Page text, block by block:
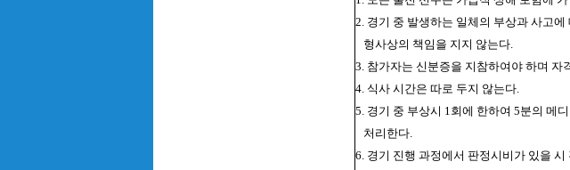
2. 경기 중 발생하는 일체의 부상과 사고
형사상의 책임을 지지 않는다.
3. 참가자는 신분증을 지참하여야 하며 자
4. 식사 시간은 따로 두지 않는다.
5. 경기 중 부상시 1회에 한하여 5분의 메
처리한다.
6. 경기 진행 과정에서 판정시비가 있을